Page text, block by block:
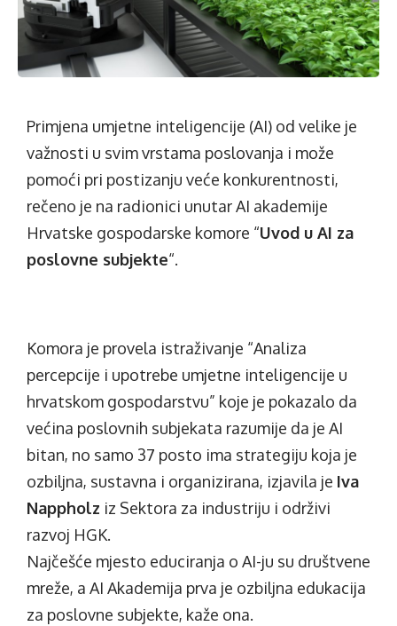
Primjena umjetne inteligencije (AI) od velike je
važnosti u svim vrstama poslovanja i može
pomoći pri postizanju veće konkurentnosti,
rečeno je na radionici unutar AI akademije
Hrvatske gospodarske komore “Uvod u AI za
poslovne subjekte“.
Komora je provela istraživanje “Analiza
percepcije i upotrebe umjetne inteligencije u
hrvatskom gospodarstvu” koje je pokazalo da
većina poslovnih subjekata razumije da je AI
bitan, no samo 37 posto ima strategiju koja je
ozbiljna, sustavna i organizirana, izjavila je Iva
Nappholz iz Sektora za industriju i održivi
razvoj HGK.
Najčešće mjesto educiranja o AI-ju su društvene
mreže, a AI Akademija prva je ozbiljna edukacija
za poslovne subjekte, kaže ona.